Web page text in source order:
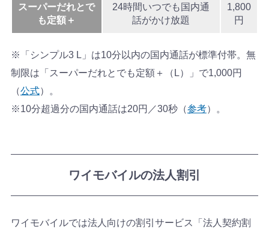
スーパーだれとで
も定額＋
24時間いつでも国内通
話がかけ放題
1,800
円
※「シンプル3 L」は10分以内の国内通話が標準付帯。無
制限は「スーパーだれとでも定額＋（L）」で1,000円
（公式）。
※10分超過分の国内通話は20円／30秒（参考）。
ワイモバイルの法人割引
ワイモバイルでは法人向けの割引サービス「法人契約割